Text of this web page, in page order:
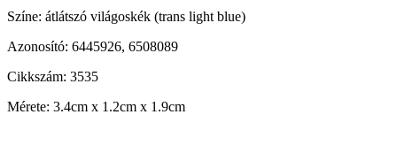
Színe: átlátszó világoskék (trans light blue)
Azonosító: 6445926, 6508089
Cikkszám: 3535
Mérete: 3.4cm x 1.2cm x 1.9cm